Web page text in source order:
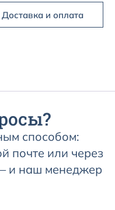
Доставка и оплата
способом:
почте или через
и наш менеджер
Philips